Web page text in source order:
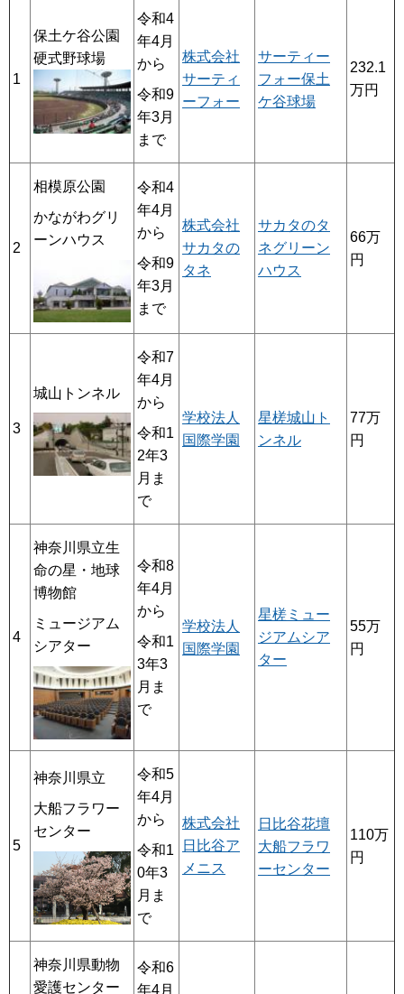
1
保土ケ谷公園
硬式野球場
令和4
年4月
から
令和9
年3月
まで
株式会社
サーティ
ーフォー
サーティー
フォー保土
ケ谷球場
232.1
万円
2
相模原公園
かながわグリ
ーンハウス
令和4
年4月
から
令和9
年3月
まで
株式会社
サカタの
タネ
サカタのタ
ネグリーン
ハウス
66万
円
3
城山トンネル
令和7
年4月
から
令和1
2年3
月ま
で
学校法人
国際学園
星槎城山ト
ンネル
77万
円
4
神奈川県立生
命の星・地球
博物館
ミュージアム
シアター
令和8
年4月
から
令和1
3年3
月ま
で
学校法人
国際学園
星槎 ミュー
ジアムシア
ター
55万
円
5
神奈川県立
大船フラワー
センター
令和5
年4月
から
令和1
0年3
月ま
で
株式会社
日比谷ア
メニス
日比谷花壇
大船フラワ
ーセンター
110万
円
神奈川県動物
愛護センター
令和6
年4月